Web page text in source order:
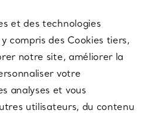
et des technologies
compris des Cookies tiers,
notre site, améliorer la
votre
analyses et vous
utilisateurs, du contenu